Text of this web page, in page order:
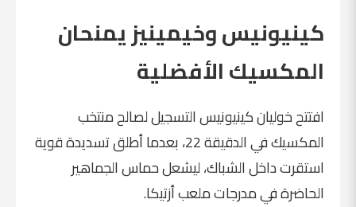
كينيونيس وخيمينيز يمنحان
المكسيك الأفضلية
افتتحخوليان كينيونيسالتسجيل لصالح منتخب
المكسيك في الدقيقة 22، بعدما أطلق تسديدة قوية
استقرت داخل الشباك، ليشعل حماس الجماهير
الحاضرة في مدرجات ملعب أزتيكا.